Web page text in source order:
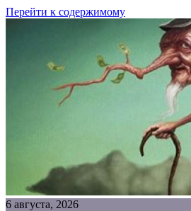
Перейти к содержимому
6 августа, 2026